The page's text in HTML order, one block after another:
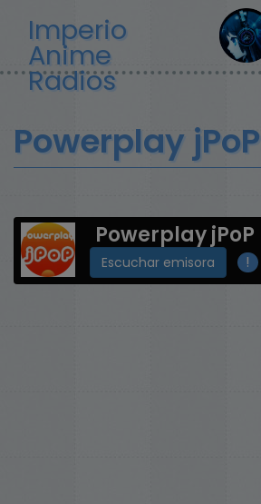
contenido
principal
Imperio
Anime
Radios
Powerplay jPoP
Powerplay jPoP
Escuchar emisora !